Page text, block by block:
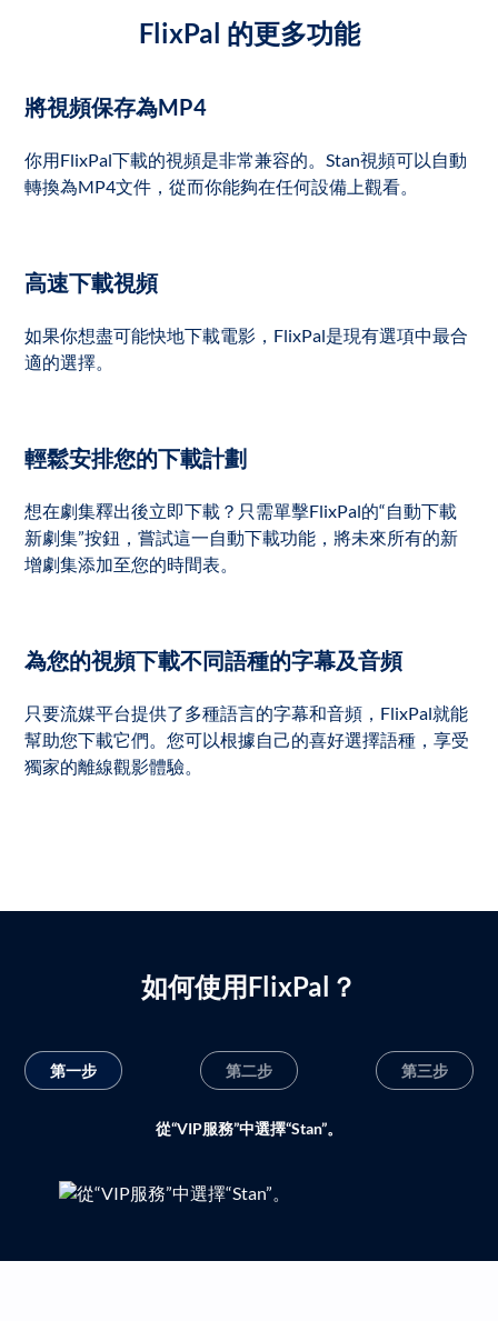
FlixPal 的更多功能
將視頻保存為MP4
你用FlixPal下載的視頻是非常兼容的。Stan視頻可以自動
轉換為MP4文件，從而你能夠在任何設備上觀看。
高速下載視頻
如果你想盡可能快地下載電影，FlixPal是現有選項中最合
適的選擇。
輕鬆安排您的下載計劃
想在劇集釋出後立即下載？只需單擊FlixPal的“自動下載
新劇集”按鈕，嘗試這一自動下載功能，將未來所有的新
增劇集添加至您的時間表。
為您的視頻下載不同語種的字幕及音頻
只要流媒平台提供了多種語言的字幕和音頻，FlixPal就能
幫助您下載它們。您可以根據自己的喜好選擇語種，享受
獨家的離線觀影體驗。
如何使用FlixPal？
第一步 第二步 第三步
從“VIP服務”中選擇“Stan”。